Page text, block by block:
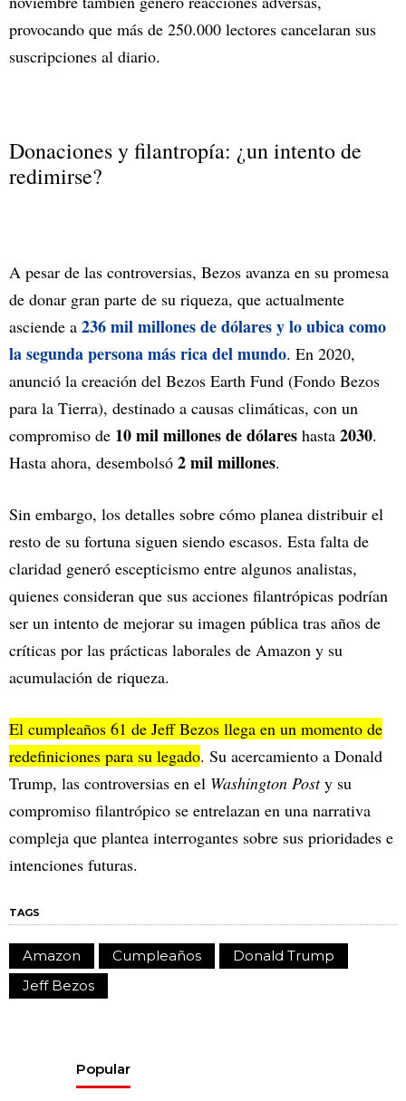
provocando que más de 250.000 lectores cancelaran sus
suscripciones al diario.
Donaciones y filantropía: ¿un intento de
redimirse?
A pesar de las controversias, Bezos avanza en su promesa
de donar gran parte de su riqueza, que actualmente
asciende a 236 mil millones de dólares y lo ubica como
la segunda persona más rica del mundo. En 2020,
anunció la creación del Bezos Earth Fund (Fondo Bezos
para la Tierra), destinado a causas climáticas, con un
compromiso de 10 mil millones de dólares hasta 2030.
Hasta ahora, desembolsó 2 mil millones.
Sin embargo, los detalles sobre cómo planea distribuir el
resto de su fortuna siguen siendo escasos. Esta falta de
claridad generó escepticismo entre algunos analistas,
quienes consideran que sus acciones filantrópicas podrían
ser un intento de mejorar su imagen pública tras años de
críticas por las prácticas laborales de Amazon y su
acumulación de riqueza.
El cumpleaños 61 de Jeff Bezos llega en un momento de
redefiniciones para su legado. Su acercamiento a Donald
Trump, las controversias en el Washington Posty su
compromiso filantrópico se entrelazan en una narrativa
compleja que plantea interrogantes sobre sus prioridades e
intenciones futuras.
TAGS
Amazon Cumpleaños
Donald Trump
Jeff Bezos
Popular